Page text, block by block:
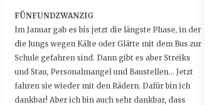
FÜNFUNDZWANZIG
Im Januar gab es bis jetzt die längste Phase, in der
die Jungs wegen Kälte oder Glätte mit dem Bus zur
Schule gefahren sind. Dann gibt es aber Streiks
und Stau, Personalmangel und Baustellen… Jetzt
fahren sie wieder mit den Rädern. Dafür bin ich
dankbar! Aber ich bin auch sehr dankbar, dass